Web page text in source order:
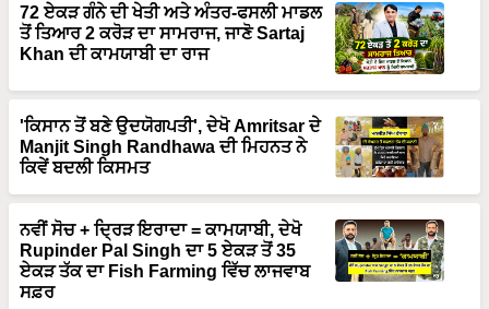
72 ਏਕੜ ਗੰਨੇ ਦੀ ਖੇਤੀ ਅਤੇ ਅੰਤਰ-ਫਸਲੀ ਮਾਡਲ
ਤੋਂ ਤਿਆਰ 2 ਕਰੋੜ ਦਾ ਸਾਮਰਾਜ, ਜਾਣੋ Sartaj
Khan ਦੀ ਕਾਮਯਾਬੀ ਦਾ ਰਾਜ
'ਕਿਸਾਨ ਤੋਂ ਬਣੇ ਉਦਯੋਗਪਤੀ', ਦੇਖੋ Amritsar ਦੇ
Manjit Singh Randhawa ਦੀ ਮਿਹਨਤ ਨੇ
ਕਿਵੇਂ ਬਦਲੀ ਕਿਸਮਤ
ਨਵੀਂ ਸੋਚ + ਦ੍ਰਿੜ ਇਰਾਦਾ = ਕਾਮਯਾਬੀ, ਦੇਖੋ
Rupinder Pal Singh ਦਾ 5 ਏਕੜ ਤੋਂ 35
ਏਕੜ ਤੱਕ ਦਾ Fish Farming ਵਿੱਚ ਲਾਜਵਾਬ
ਸਫ਼ਰ